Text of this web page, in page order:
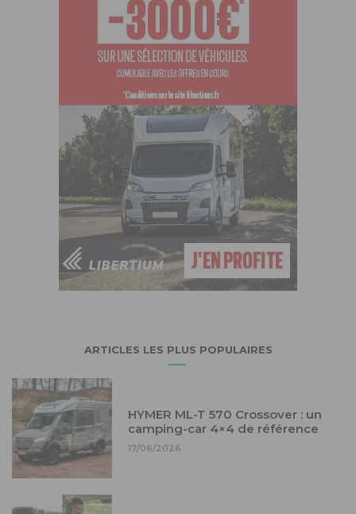
ARTICLES LES PLUS POPULAIRES
HYMER ML-T 570 Crossover : un
camping-car 4×4 de référence
17/06/2026